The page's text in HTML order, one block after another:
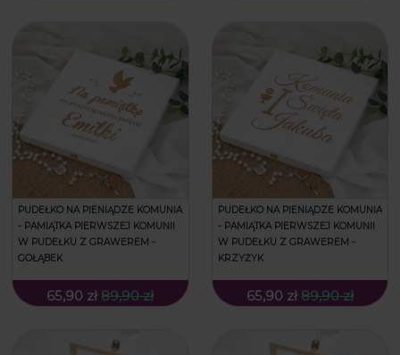
PUDEŁKO NA PIENIĄDZE KOMUNIA
- PAMIĄTKA PIERWSZEJ KOMUNII
W PUDEŁKU Z GRAWEREM -
GOŁĄBEK
65,90 zł 89,90 zł
PUDEŁKO NA PIENIĄDZE KOMUNIA
- PAMIĄTKA PIERWSZEJ KOMUNII
W PUDEŁKU Z GRAWEREM -
KRZYŻYK
65,90 zł 89,90 zł